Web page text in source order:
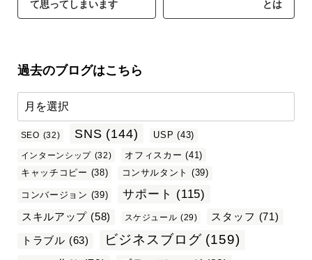
て思ってしまいます とは
過去のブログはこちら
SEO (32) SNS (144) USP (43)
インターンシップ (32) オフィスカー (41)
キャッチコピー (38) コンサルタント (39)
コンバージョン (39) サポート (115)
スキルアップ (58) スケジュール (29) スタッフ (71)
トラブル (63) ビジネスブログ (159)